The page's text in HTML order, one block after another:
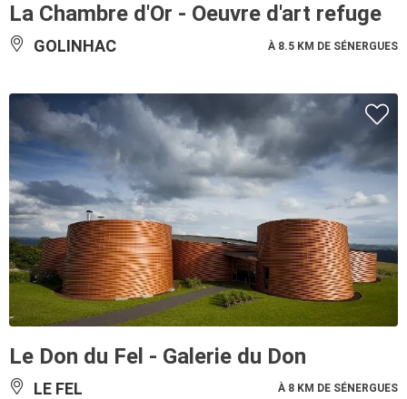
La Chambre d'Or - Oeuvre d'art refuge
GOLINHAC À 8.5 KM DE SÉNERGUES
Le Don du Fel - Galerie du Don
LE FEL À 8 KM DE SÉNERGUES